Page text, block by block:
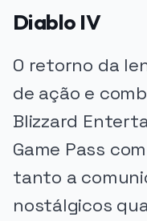
Diablo IV
O retorno da
de ação e
Blizzard
Game Pass
tanto a
nostálgicos